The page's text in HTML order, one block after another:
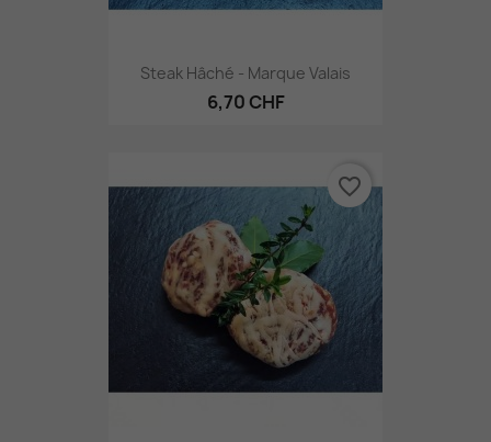
Steak Hâché - Marque Valais
6,70 CHF
favorite_border